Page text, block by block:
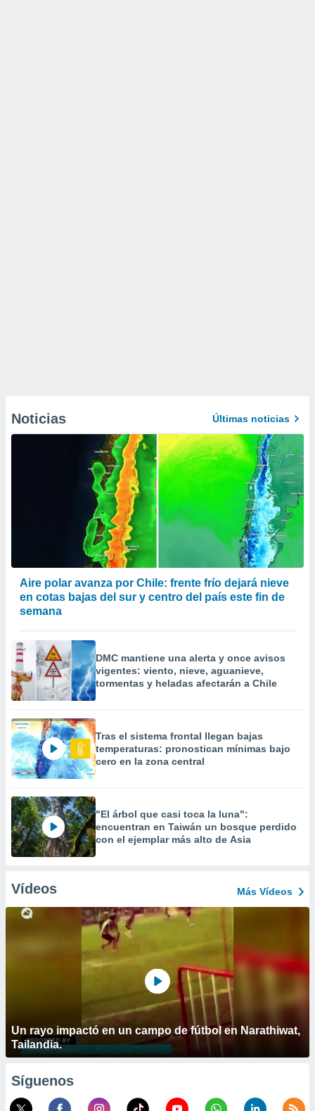
Noticias Últimas noticias
Aire polar avanza por Chile: frente frío dejará nieve
en cotas bajas del sur y centro del país este fin de
semana
DMC mantiene una alerta y once avisos
vigentes: viento, nieve, aguanieve,
tormentas y heladas afectarán a Chile
Tras el sistema frontal llegan bajas
temperaturas: pronostican mínimas bajo
cero en la zona central
"El árbol que casi toca la luna":
encuentran en Taiwán un bosque perdido
con el ejemplar más alto de Asia
Vídeos Más Vídeos
Un rayo impactó en un campo de fútbol en Narathiwat,
Tailandia.
Síguenos